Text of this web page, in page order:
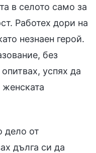
в селото само за
Работех дори на
незнаен герой.
без
успях да
женската
дело от
дълга си да